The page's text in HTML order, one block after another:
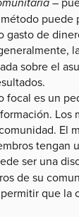
gasto de
sobre el
focal es un
Los
El
tengan
ser una
de su
que